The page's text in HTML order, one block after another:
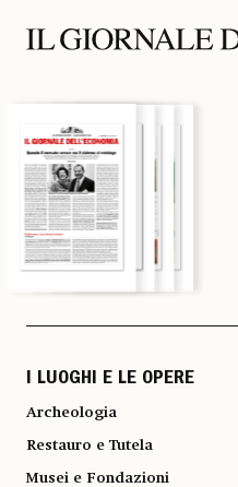
I LUOGHI E LE OPERE
Archeologia
Restauro e Tutela
Musei e Fondazioni